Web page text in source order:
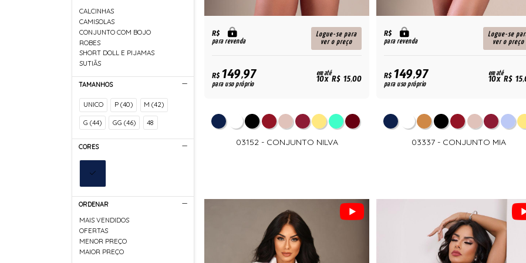
CALCINHAS
CAMISOLAS
CONJUNTO COM BOJO
ROBES
SHORT DOLL E PIJAMAS
SUTIÃS
TAMANHOS
UNICO P (40) M (42)
G (44) GG (46) 48
CORES
ORDENAR
MAIS VENDIDOS
OFERTAS
MENOR PREÇO
MAIOR PREÇO
R$
para revenda
Logue-se para
ver o preço
R$149,97
para uso próprio
em até
10x R$ 15,00
03152 - CONJUNTO NILVA
R$
para revenda
Logue-se
ver o preço
R$149,97
para uso próprio
em até
10x R$
03337 - CONJUNTO MIA